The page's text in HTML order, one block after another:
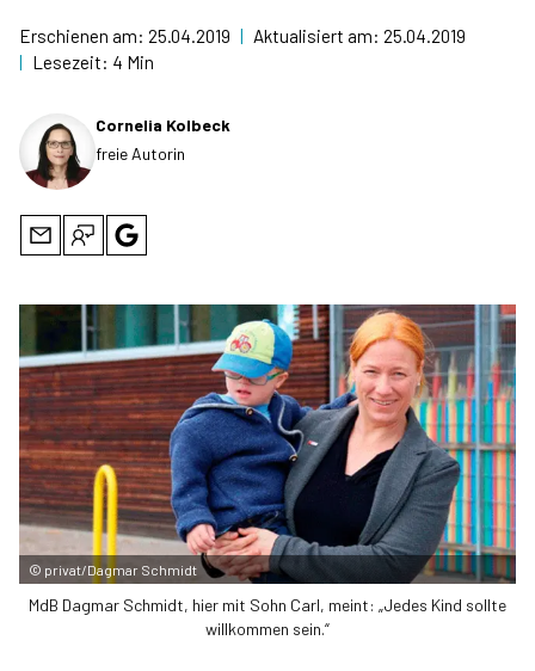
Erschienen am: 25.04.2019 | Aktualisiert am: 25.04.2019
| Lesezeit: 4 Min
Cornelia Kolbeck
freie Autorin
© privat/Dagmar Schmidt
MdB Dagmar Schmidt, hier mit Sohn Carl, meint: „Jedes Kind sollte
willkommen sein.“